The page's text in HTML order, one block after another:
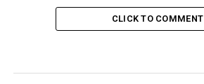
CLICK TO COMMENT